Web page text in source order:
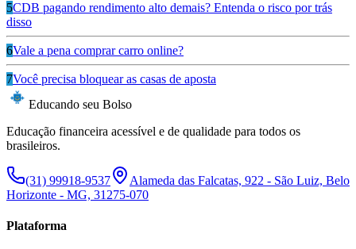
5CDB pagando rendimento alto demais? Entenda o risco por trás
disso
6Vale a pena comprar carro online?
7Você precisa bloquear as casas de aposta
Educando seu Bolso
Educação financeira acessível e de qualidade para todos os
brasileiros.
(31) 99918-9537
Alameda das Falcatas, 922 - São Luiz, Belo
Horizonte - MG, 31275-070
Plataforma